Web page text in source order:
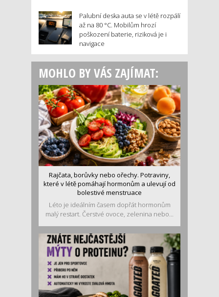
Palubní deska auta se v létě rozpálí
až na 80 °C. Mobilům hrozí
poškození baterie, riziková je i
navigace
MOHLO BY VÁS ZAJÍMAT:
Rajčata, borůvky nebo ořechy. Potraviny,
které v létě pomáhají hormonům a ulevují od
bolestivé menstruace
Léto je ideálním časem dopřát hormonům
malý restart. Čerstvé ovoce, zelenina nebo...